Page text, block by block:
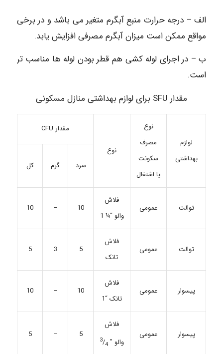
الف – درجه حرارت منبع آبگرم متغیر می باشد و در برخی
مواقع ممکن است میزان آبگرم مصرفی افزایش یابد.
ب – در اجرای لوله کشی هم قطر بودن لوله ها مناسب تر
است.
مقدار SFU برای لوازم بهداشتی منازل مسکونی
لوازم
بهداشتی
نوع
مصرف
سکونت
یا اشتغال
نوع
مقدار CFU
سرد گرم کل
توالت عمومی
فلاش
والو “¼ 1
10
–
10
توالت عمومی
فلاش
تانک
5
3
5
پیسوار عمومی
فلاش
تانک “1
10
–
10
پیسوار عمومی
فلاش
والو ”
3/4
5
–
5